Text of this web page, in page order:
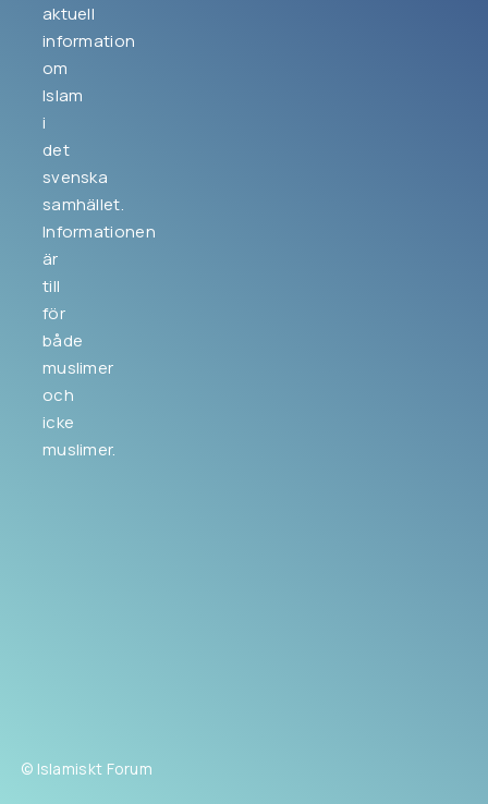
aktuell
information
om
Islam
i
det
svenska
samhället.
Informationen
är
till
för
både
muslimer
och
icke
muslimer.
© Islamiskt Forum